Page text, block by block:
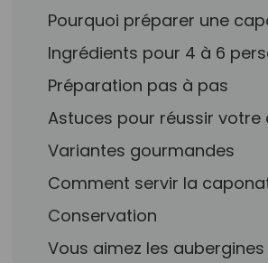
Pourquoi préparer une
Ingrédients pour 4 à 6
Préparation pas à pas
Astuces pour réussir
Variantes gourmandes
Comment servir la
Conservation
Vous aimez les aubergines